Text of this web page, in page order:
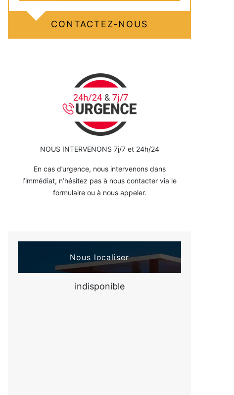
CONTACTEZ-NOUS
NOUS INTERVENONS 7j/7 et 24h/24
En cas d’urgence, nous intervenons dans
l’immédiat, n’hésitez pas à nous contacter via le
formulaire ou à nous appeler.
Nous localiser
indisponible